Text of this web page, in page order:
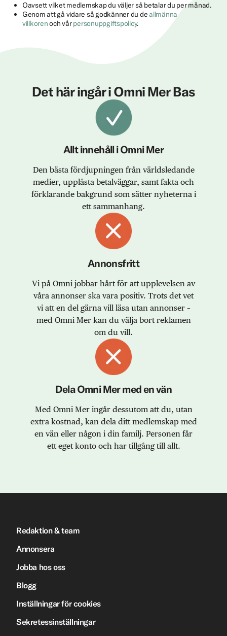
Oavsett vilket medlemskap du väljer så betalar du per månad.
Genom att gå vidare så godkänner du deallmänna
villkorenoch vårpersonuppgiftspolicy.
Det här ingår i Omni Mer Bas
Allt innehåll i Omni Mer
Den bästa fördjupningen från världsledande
medier, upplåsta betalväggar, samt fakta och
förklarande bakgrund som sätter nyheterna i
ett sammanhang.
Annonsfritt
Vi på Omni jobbar hårt för att upplevelsen av
våra annonser ska vara positiv. Trots det vet
vi att en del gärna vill läsa utan annonser –
med Omni Mer kan du välja bort reklamen
om du vill.
Dela Omni Mer med en vän
Med Omni Mer ingår dessutom att du, utan
extra kostnad, kan dela ditt medlemskap med
en vän eller någon i din familj. Personen får
ett eget konto och har tillgång till allt.
Redaktion & team
Annonsera
Jobba hos oss
Blogg
Inställningar för cookies
Sekretessinställningar